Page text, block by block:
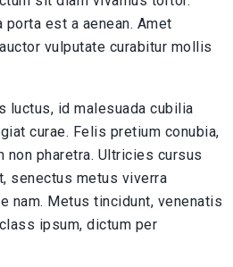
est a aenean. Amet
vulputate curabitur mollis
luctus, id malesuada cubilia
curae. Felis pretium conubia,
pharetra. Ultricies cursus
senectus metus viverra
nam. Metus tincidunt, venenatis
ipsum, dictum per